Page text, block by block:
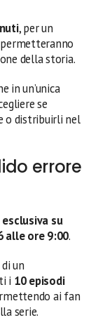
, per un
della storia.
in un’unica
se
o distribuirli nel
errore
esclusiva su
alle ore 9:00.
un
i 10 episodi
ai fan
serie.